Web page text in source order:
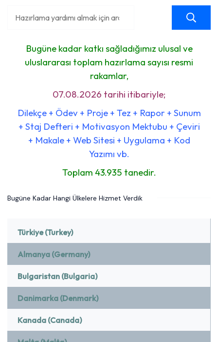
Bugüne kadar katkı sağladığımız ulusal ve
uluslararası toplam hazırlama sayısı resmi
rakamlar,
07.08.2026 tarihi itibariyle;
Dilekçe + Ödev + Proje + Tez + Rapor + Sunum
+ Staj Defteri + Motivasyon Mektubu + Çeviri
+ Makale + Web Sitesi + Uygulama + Kod
Yazımı vb.
Toplam 43.935 tanedir.
Bugüne Kadar Hangi Ülkelere Hizmet Verdik
Türkiye (Turkey)
Almanya (Germany)
Bulgaristan (Bulgaria)
Danimarka (Denmark)
Kanada (Canada)